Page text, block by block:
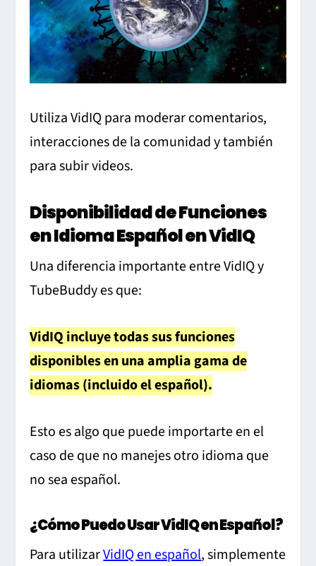
Utiliza VidIQ para moderar comentarios,
interacciones de la comunidad y también
para subir videos.
Disponibilidad de Funciones
en Idioma Español en VidIQ
Una diferencia importante entre VidIQ y
TubeBuddy es que:
VidIQ incluye todas sus funciones
disponibles en una amplia gama de
idiomas (incluido el español).
Esto es algo que puede importarte en el
caso de que no manejes otro idioma que
no sea español.
¿Cómo Puedo Usar VidIQ en Español?
Para utilizarVidIQ en español, simplemente